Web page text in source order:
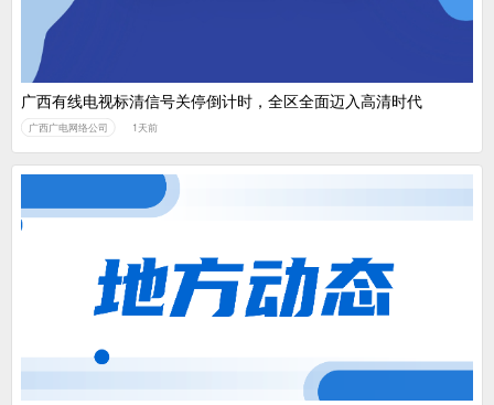
广西有线电视标清信号关停倒计时，全区全面迈入高清时代
广西广电网络公司 1天前